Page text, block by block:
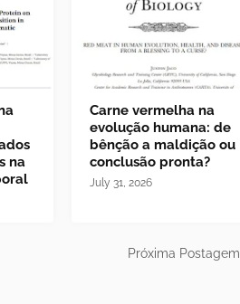
na
Carne vermelha na
evolução humana: de
bênção a maldição ou
conclusão pronta?
July 31, 2026
Próxima Postagem